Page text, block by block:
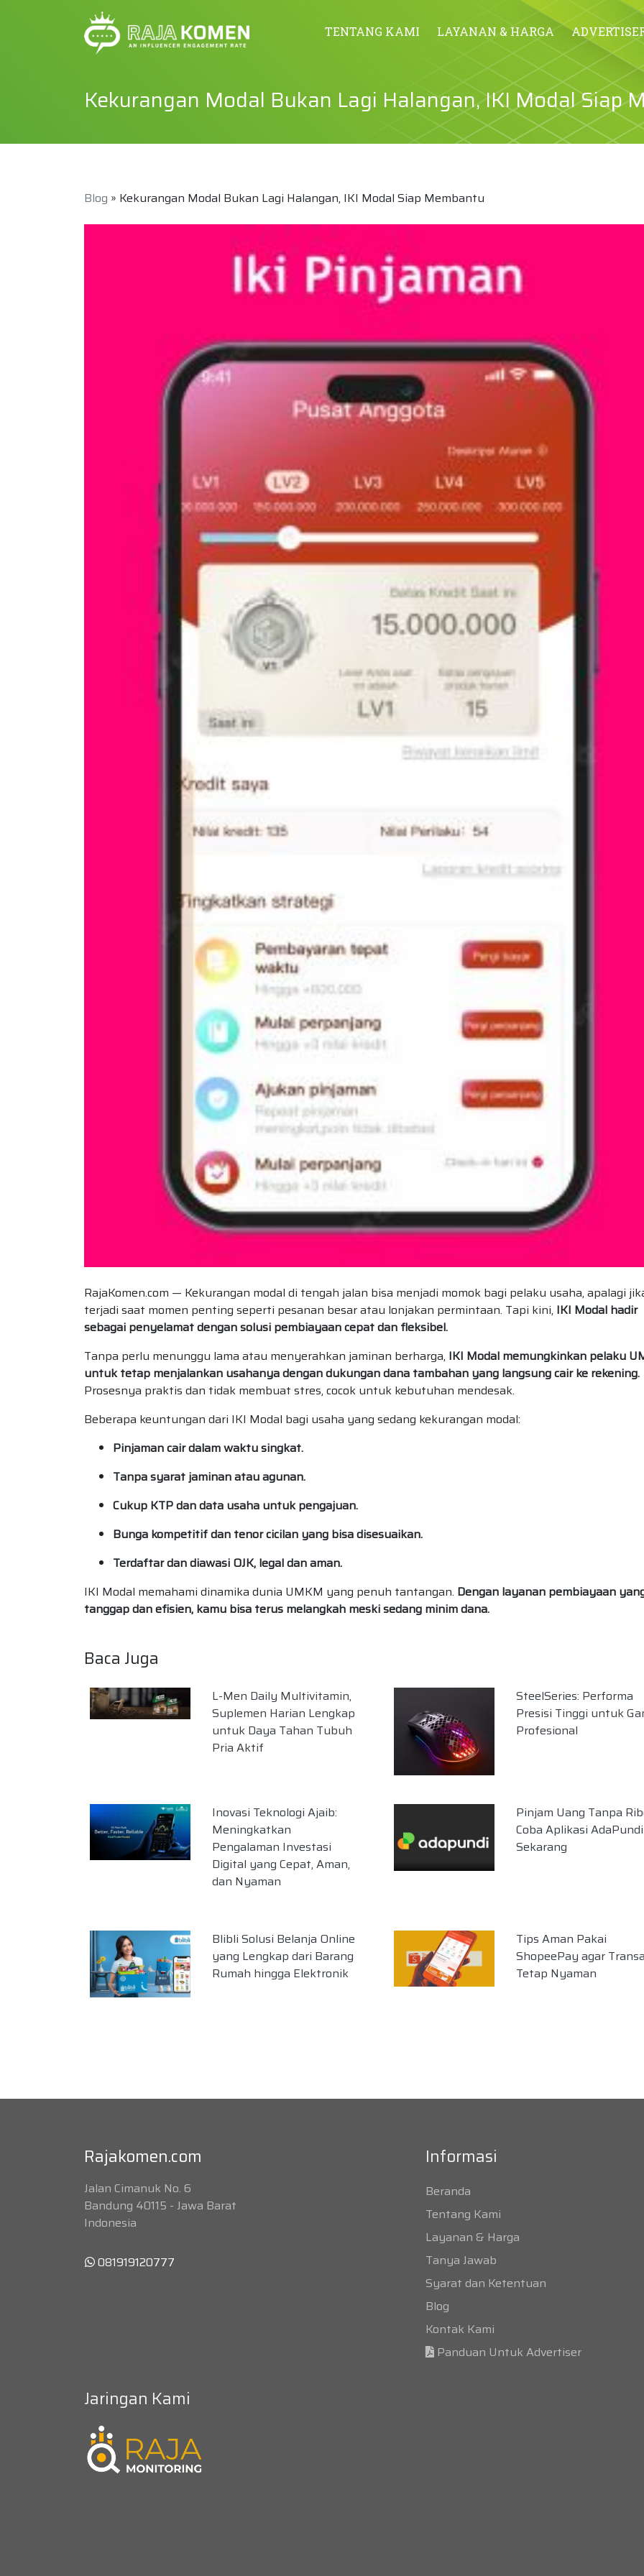
TENTANG KAMI LAYANAN & HARGA
Kekurangan Modal Bukan Lagi Halangan, IKI Modal Siap
Blog » Kekurangan Modal Bukan Lagi Halangan, IKI Modal Siap Membantu
RajaKomen.com — Kekurangan modal di tengah jalan bisa menjadi momok bagi pelaku usaha, apalagi
terjadi saat momen penting seperti pesanan besar atau lonjakan permintaan. Tapi kini, IKI Modal hadir
sebagai penyelamat dengan solusi pembiayaan cepat dan fleksibel.
Tanpa perlu menunggu lama atau menyerahkan jaminan berharga, IKI Modal memungkinkan pelaku
untuk tetap menjalankan usahanya dengan dukungan dana tambahan yang langsung cair ke rekening.
Prosesnya praktis dan tidak membuat stres, cocok untuk kebutuhan mendesak.
Beberapa keuntungan dari IKI Modal bagi usaha yang sedang kekurangan modal:
Pinjaman cair dalam waktu singkat.
Tanpa syarat jaminan atau agunan.
Cukup KTP dan data usaha untuk pengajuan.
Bunga kompetitif dan tenor cicilan yang bisa disesuaikan.
Terdaftar dan diawasi OJK, legal dan aman.
IKI Modal memahami dinamika dunia UMKM yang penuh tantangan. Dengan layanan pembiayaan
tanggap dan efisien, kamu bisa terus melangkah meski sedang minim dana.
Baca Juga
L-Men Daily Multivitamin,
Suplemen Harian Lengkap
untuk Daya Tahan Tubuh
Pria Aktif
SteelSeries: Performa
Presisi Tinggi untuk
Profesional
Inovasi Teknologi Ajaib:
Meningkatkan
Pengalaman Investasi
Digital yang Cepat, Aman,
dan Nyaman
Pinjam Uang Tanpa
Coba Aplikasi AdaPundi
Sekarang
Blibli Solusi Belanja Online
yang Lengkap dari Barang
Rumah hingga Elektronik
Tips Aman Pakai
ShopeePay agar
Tetap Nyaman
Rajakomen.com
Jalan Cimanuk No. 6
Bandung 40115 - Jawa Barat
Indonesia
081919120777
Informasi
Beranda
Tentang Kami
Layanan & Harga
Tanya Jawab
Syarat dan Ketentuan
Blog
Kontak Kami
Panduan Untuk Advertiser
Jaringan Kami